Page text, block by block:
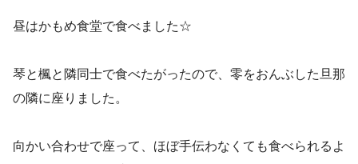
昼はかもめ食堂で食べました☆
琴と楓と隣同士で食べたがったので、零をおんぶした旦那
の隣に座りました。
向かい合わせで座って、ほぼ手伝わなくても食べられるよ